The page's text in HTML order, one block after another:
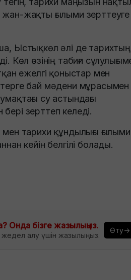
жақты ғылыми зерттеуге
Ыстықкөл әлі де тарихтың
Көл өзінің табиғи
ежелгі қоныстар мен
бай мәдени
су астындағы
зерттеп келеді.
тарихи құндылығы ғылыми
кейін белгілі болады.
Онда бізге жазылыңыз.
алу үшін жазылыңыз.
Өту→